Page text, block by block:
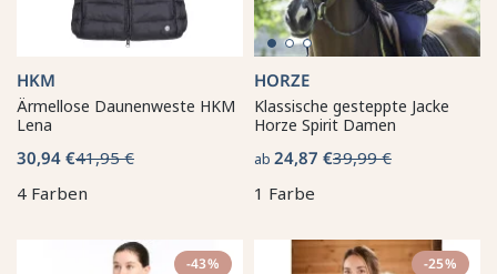
HKM
Ärmellose Daunenweste HKM
Lena
30,94 €41,95 €
4 Farben
HORZE
Klassische gesteppte Jacke
Horze Spirit Damen
ab 24,87 €39,99 €
1 Farbe
-43% -25%